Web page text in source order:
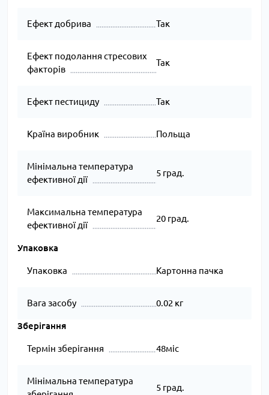
Ефект добрива Так
Ефект подолання стресових
факторів
Так
Ефект пестициду Так
Країна виробник Польща
Мінімальна температура
ефективної дії
5 град.
Максимальна температура
ефективної дії
20 град.
Упаковка
Упаковка Картонна пачка
Вага засобу 0.02 кг
Зберігання
Термін зберігання 48міс
Мінімальна температура
5 град.